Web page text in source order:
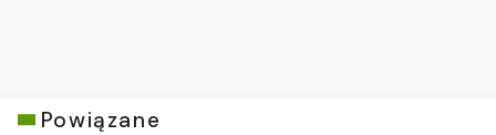
Powiązane